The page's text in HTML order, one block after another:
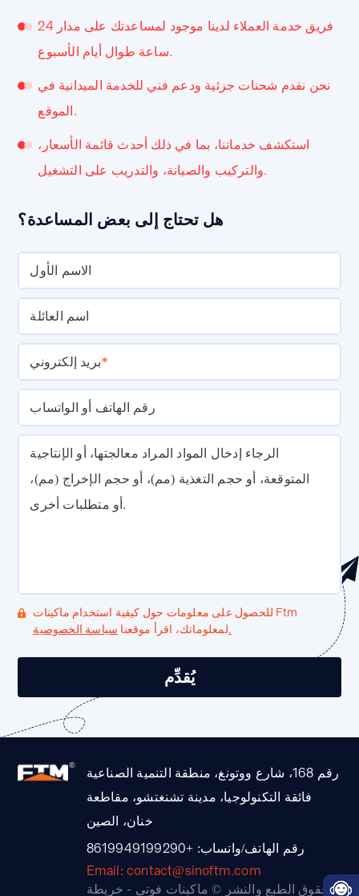
فريق خدمة العملاء لدينا موجود لمساعدتك على مدار 24
ساعة طوال أيام الأسبوع.
نحن نقدم شحنات جزئية ودعم فني للخدمة الميدانية في
الموقع.
استكشف خدماتنا، بما في ذلك أحدث قائمة الأسعار،
والتركيب والصيانة، والتدريب على التشغيل.
هل تحتاج إلى بعض المساعدة؟
الاسم الأول
اسم العائلة
بريد إلكتروني*
رقم الهاتف أو الواتساب
الرجاء إدخال المواد المراد معالجتها، أو الإنتاجية
المتوقعة، أو حجم التغذية (مم)، أو حجم الإخراج (مم)،
أو متطلبات أخرى.
للحصول على معلومات حول كيفية استخدام ماكينات Ftm
لمعلوماتك، اقرأ موقعناسياسة الخصوصية.
رقم 168، شارع ووتونغ، منطقة التنمية الصناعية
فائقة التكنولوجيا، مدينة تشنغتشو، مقاطعة
خنان، الصين
رقم الهاتف/واتساب: +8619949199290
Email: contact@sinoftm.com
حقوق الطبع والنشر © ماكينات فوتي - خريطة